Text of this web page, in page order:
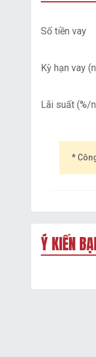
Số tiền vay
Kỳ hạn vay
Lãi suất (%/
*
Ý KIẾN